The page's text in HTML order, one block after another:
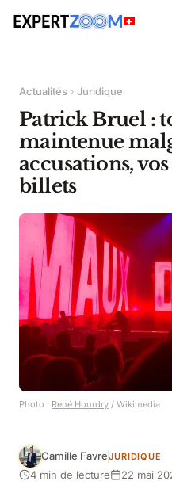
Actualités Juridique
Patrick Bruel :
maintenue
accusations,
billets
Photo : René Hourdry / Wikimedia
Camille FavreJURIDIQUE
4 min de lecture 22 mai